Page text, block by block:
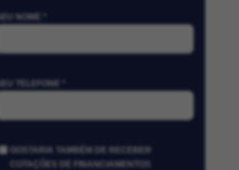
SEU NOME *
SEU TELEFONE *
GOSTARIA TAMBÉM DE RECEBER
COTAÇÕES DE FINANCIAMENTOS